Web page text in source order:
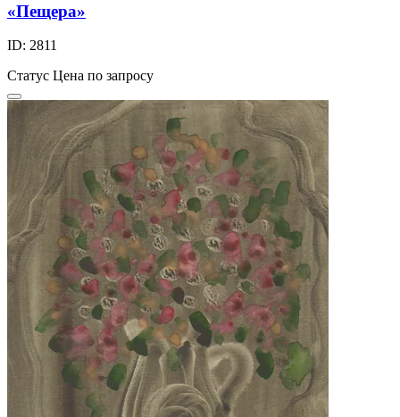
«Пещера»
ID: 2811
Статус Цена по запросу